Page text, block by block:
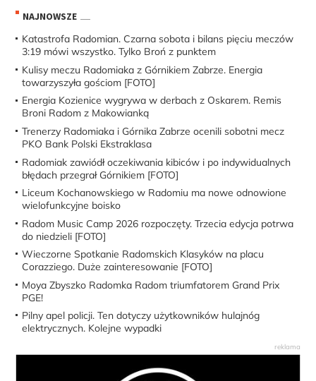
NAJNOWSZE
Katastrofa Radomian. Czarna sobota i bilans pięciu meczów
3:19 mówi wszystko. Tylko Broń z punktem
Kulisy meczu Radomiaka z Górnikiem Zabrze. Energia
towarzyszyła gościom [FOTO]
Energia Kozienice wygrywa w derbach z Oskarem. Remis
Broni Radom z Makowianką
Trenerzy Radomiaka i Górnika Zabrze ocenili sobotni mecz
PKO Bank Polski Ekstraklasa
Radomiak zawiódł oczekiwania kibiców i po indywidualnych
błędach przegrał Górnikiem [FOTO]
Liceum Kochanowskiego w Radomiu ma nowe odnowione
wielofunkcyjne boisko
Radom Music Camp 2026 rozpoczęty. Trzecia edycja potrwa
do niedzieli [FOTO]
Wieczorne Spotkanie Radomskich Klasyków na placu
Corazziego. Duże zainteresowanie [FOTO]
Moya Zbyszko Radomka Radom triumfatorem Grand Prix
PGE!
Pilny apel policji. Ten dotyczy użytkowników hulajnóg
elektrycznych. Kolejne wypadki